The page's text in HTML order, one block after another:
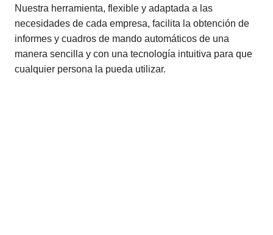
Nuestra herramienta, flexible y adaptada a las
necesidades de cada empresa, facilita la obtención de
informes y cuadros de mando automáticos de una
manera sencilla y con una tecnología intuitiva para que
cualquier persona la pueda utilizar.